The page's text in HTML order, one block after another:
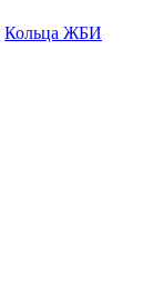
Кольца ЖБИ